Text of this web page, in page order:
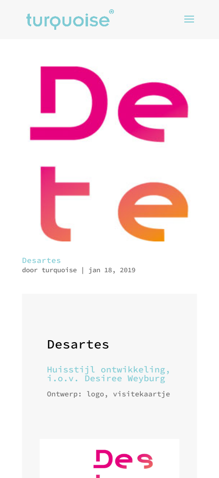
Desartes
door turquoise| jan 18, 2019
Desartes
Huisstijl ontwikkeling,
i.o.v. Desiree Weyburg
Ontwerp: logo, visitekaartje